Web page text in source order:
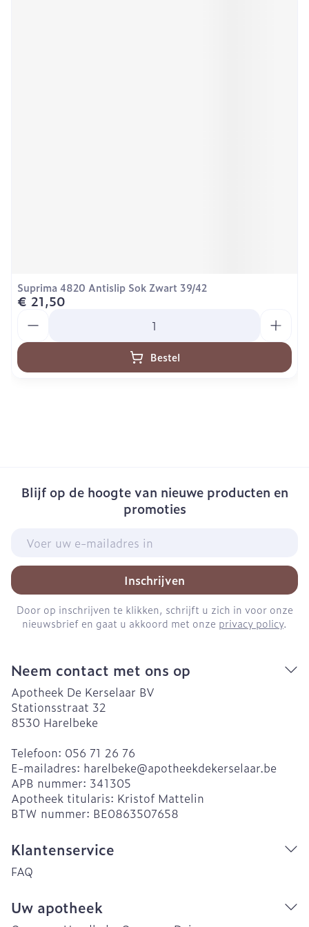
Suprima 4820 Antislip Sok Zwart 39/42
€ 21,50
Bestel
Blijf op de hoogte van nieuwe producten en
promoties
Inschrijven
Door op inschrijven te klikken, schrijft u zich in voor onze
nieuwsbrief en gaat u akkoord met onze privacy policy.
Neem contact met ons op
Apotheek De Kerselaar BV
Stationsstraat 32
8530 Harelbeke
Telefoon: 056 71 26 76
E-mailadres: harelbeke@apotheekdekerselaar.be
APB nummer: 341305
Apotheek titularis: Kristof Mattelin
BTW nummer: BE0863507658
Klantenservice
FAQ
Uw apotheek